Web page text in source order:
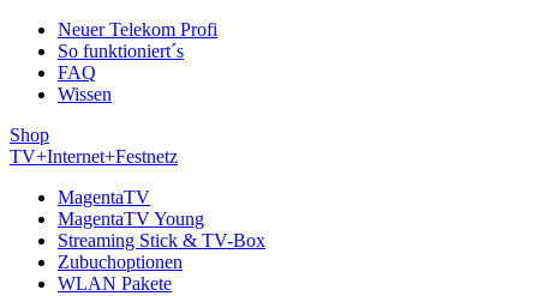
Neuer Telekom Profi
So funktioniert´s
FAQ
Wissen
Shop
TV+Internet+Festnetz
MagentaTV
MagentaTV Young
Streaming Stick & TV-Box
Zubuchoptionen
WLAN Pakete